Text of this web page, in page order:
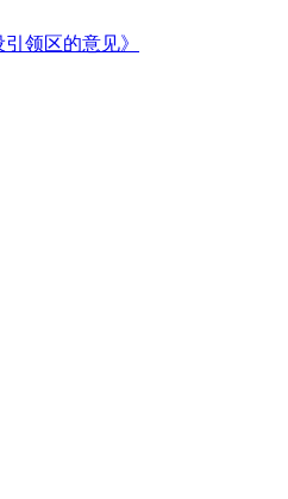
领区的意见》